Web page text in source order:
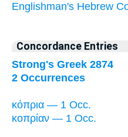
Englishman's Hebrew
Concordance Entries
Strong's Greek 2874
2 Occurrences
κόπρια — 1 Occ.
κοπρίαν — 1 Occ.